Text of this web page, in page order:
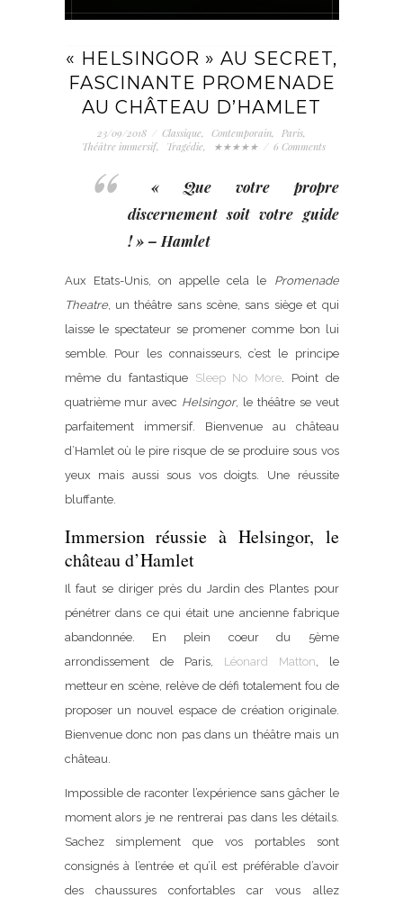
« HELSINGOR » AU SECRET,
FASCINANTE PROMENADE
AU CHÂTEAU D’HAMLET
23/09/2018 / Classique, Contemporain, Paris,
Théâtre immersif, Tragédie, ★★★★★ / 6 Comments
« Que votre propre
discernement soit votre guide
!» – Hamlet
Aux Etats-Unis, on appelle cela le Promenade
Theatre, un théâtre sans scène, sans siège et qui
laisse le spectateur se promener comme bon lui
semble. Pour les connaisseurs, c’est le principe
même du fantastique Sleep No More. Point de
quatrième mur avec Helsingor, le théâtre se veut
parfaitement immersif. Bienvenue au château
d’Hamlet où le pire risque de se produire sous vos
yeux mais aussi sous vos doigts. Une réussite
bluffante.
Immersion réussie à Helsingor, le
château d’Hamlet
Il faut se diriger près du Jardin des Plantes pour
pénétrer dans ce qui était une ancienne fabrique
abandonnée. En plein coeur du 5ème
arrondissement de Paris, Léonard Matton, le
metteur en scène, relève de défi totalement fou de
proposer un nouvel espace de création originale.
Bienvenue donc non pas dans un théâtre mais un
château.
Impossible de raconter l’expérience sans gâcher le
moment alors je ne rentrerai pas dans les détails.
Sachez simplement que vos portables sont
consignés à l’entrée et qu’il est préférable d’avoir
des chaussures confortables car vous allez